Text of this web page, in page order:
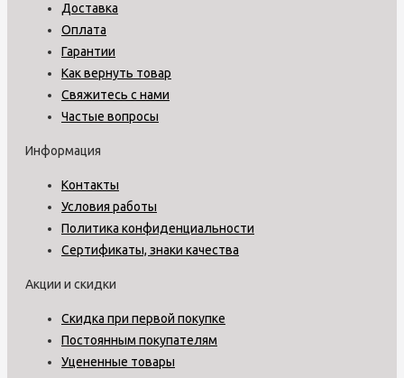
Доставка
Оплата
Гарантии
Как вернуть товар
Свяжитесь с нами
Частые вопросы
Информация
Контакты
Условия работы
Политика конфиденциальности
Сертификаты, знаки качества
Акции и скидки
Скидка при первой покупке
Постоянным покупателям
Уцененные товары